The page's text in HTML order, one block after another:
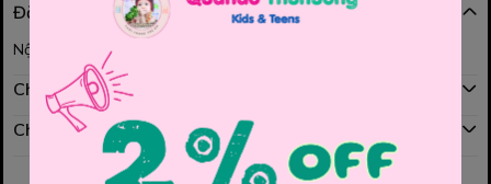
Đặc điểm nổi bật
Nội dung đang được cập nhật
Chính sách mua hàng
Chính sách đổi hàng